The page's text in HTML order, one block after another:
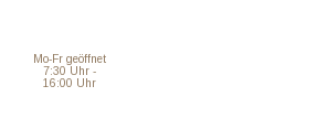
Mo-Fr geöffnet
7:30 Uhr -
16:00 Uhr